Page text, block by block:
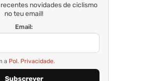
novidades de ciclismo
no teu email!
Email:
a Pol. Privacidade.